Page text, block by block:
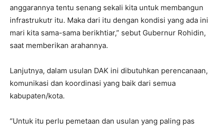
anggarannya tentu senang sekali kita untuk membangun
infrastrukutr itu. Maka dari itu dengan kondisi yang ada ini
mari kita sama-sama berikhtiar,” sebut Gubernur Rohidin,
saat memberikan arahannya.
Lanjutnya, dalam usulan DAK ini dibutuhkan perencanaan,
komunikasi dan koordinasi yang baik dari semua
kabupaten/kota.
“Untuk itu perlu pemetaan dan usulan yang paling pas